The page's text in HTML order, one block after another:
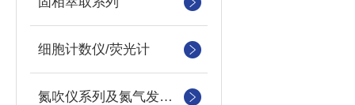
细胞计数仪/荧光计
氮吹仪系列及氮气发生器